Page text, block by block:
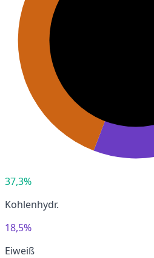
37,3%
Kohlenhydr.
18,5%
Eiweiß